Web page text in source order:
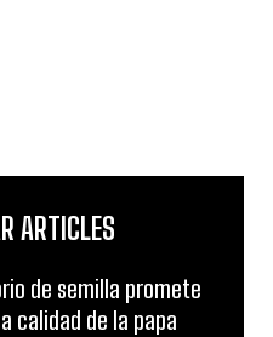
ARTICLES
de semilla promete
calidad de la papa